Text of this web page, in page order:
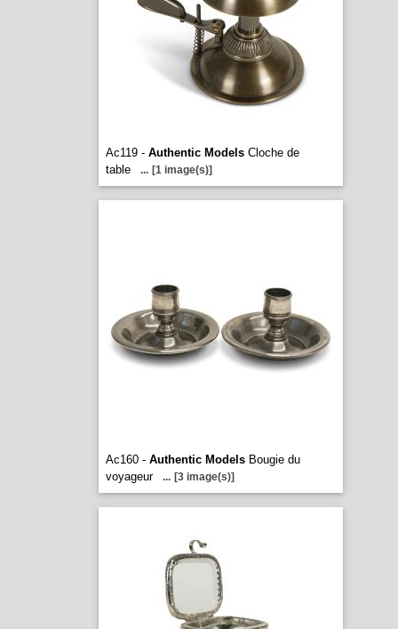
Ac119 - Authentic ModelsCloche de
table
... [1 image(s)]
Ac160 - Authentic ModelsBougie du
voyageur
... [3 image(s)]